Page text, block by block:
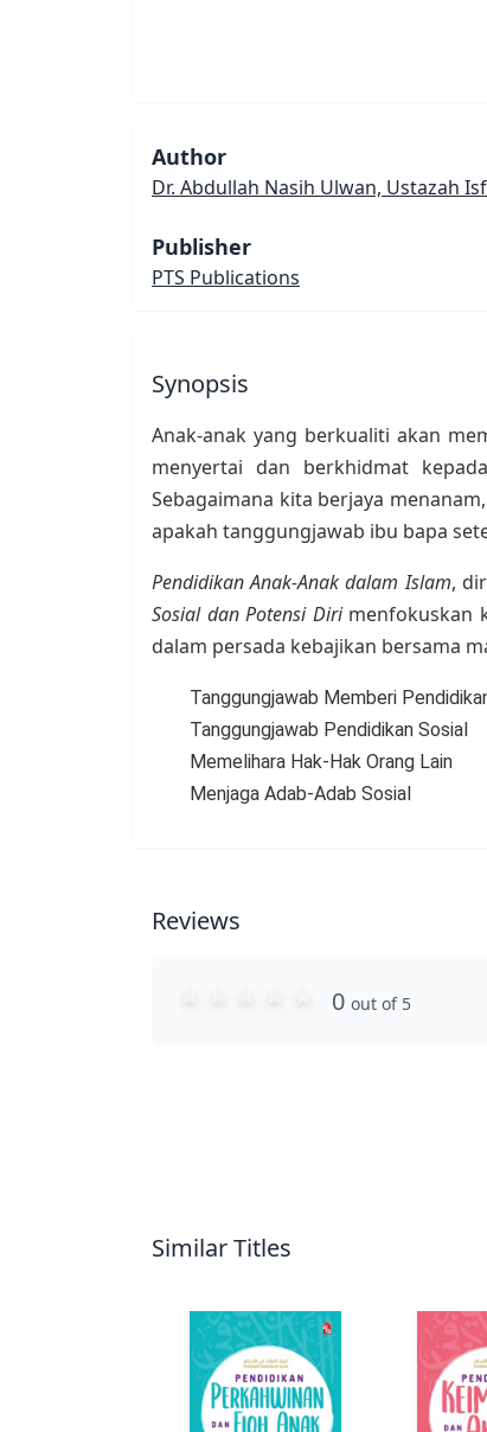
Author
Dr. Abdullah Nasih Ulwan, Ustazah
Publisher
PTS Publications
Synopsis
Anak-anak yang berkualiti akan
menyertai dan berkhidmat
Sebagaimana kita berjaya
apakah tanggungjawab ibu bapa
Pendidikan Anak-Anak dalam Islam,
Sosial dan Potensi Dirimenfokuskan
dalam persada kebajikan bersama
Tanggungjawab Memberi
Tanggungjawab Pendidikan Sosial
Memelihara Hak-Hak Orang Lain
Menjaga Adab-Adab Sosial
Reviews
0 out of 5
Similar Titles